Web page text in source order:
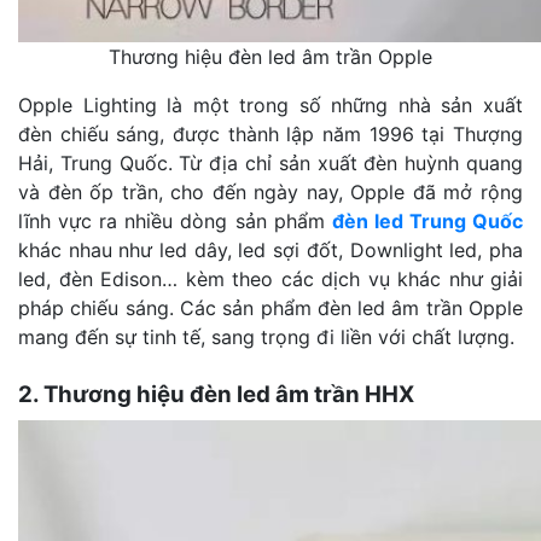
Thương hiệu đèn led âm trần Opple
Opple Lighting là một trong số những nhà sản xuất
đèn chiếu sáng, được thành lập năm 1996 tại Thượng
Hải, Trung Quốc. Từ địa chỉ sản xuất đèn huỳnh quang
và đèn ốp trần, cho đến ngày nay, Opple đã mở rộng
lĩnh vực ra nhiều dòng sản phẩm đèn led Trung Quốc
khác nhau như led dây, led sợi đốt, Downlight led, pha
led, đèn Edison… kèm theo các dịch vụ khác như giải
pháp chiếu sáng. Các sản phẩm đèn led âm trần Opple
mang đến sự tinh tế, sang trọng đi liền với chất lượng.
2. Thương hiệu đèn led âm trần HHX